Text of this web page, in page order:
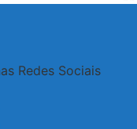
Redes Sociais